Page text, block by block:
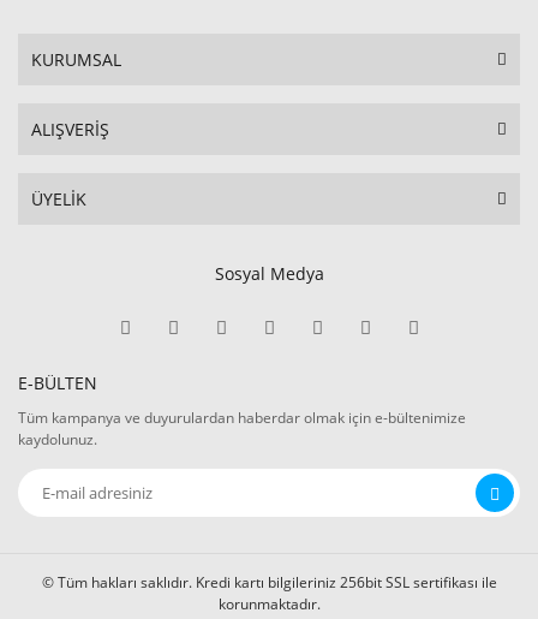
KURUMSAL
ALIŞVERİŞ
ÜYELİK
Sosyal Medya
E-BÜLTEN
Tüm kampanya ve duyurulardan haberdar olmak için e-bültenimize
kaydolunuz.
© Tüm hakları saklıdır. Kredi kartı bilgileriniz 256bit SSL sertifikası ile
korunmaktadır.